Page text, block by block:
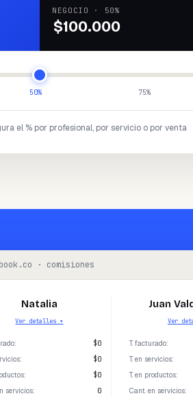
NEGOCIO · 50%
$100.000
50% 75%
el % por profesional, por servicio o por venta
· comisiones
Natalia
Ver detalles ▾
:
$0
:
$0
:
$0
servicios:
0
Juan
Ver
T. facturado:
T. en servicios:
T. en productos:
Cant. en servicios: